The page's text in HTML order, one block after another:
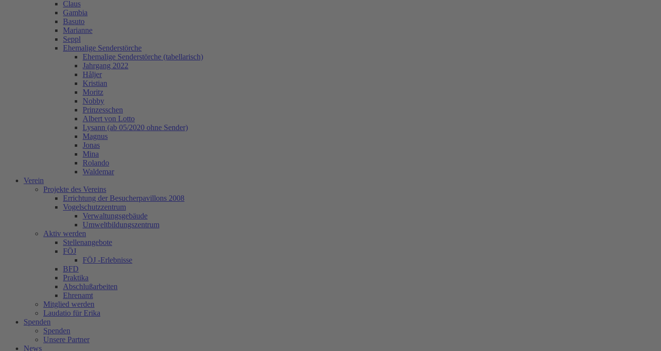
Claus
Gambia
Basuto
Marianne
Seppl
Ehemalige Senderstörche
Ehemalige Senderstörche (tabellarisch)
Jahrgang 2022
Håljer
Kristian
Moritz
Nobby
Prinzesschen
Albert von Lotto
Lysann (ab 05/2020 ohne Sender)
Magnus
Jonas
Mina
Rolando
Waldemar
Verein
Projekte des Vereins
Errichtung der Besucherpavillons 2008
Vogelschutzzentrum
Verwaltungsgebäude
Umweltbildungszentrum
Aktiv werden
Stellenangebote
FÖJ
FÖJ -Erlebnisse
BFD
Praktika
Abschlußarbeiten
Ehrenamt
Mitglied werden
Laudatio für Erika
Spenden
Spenden
Unsere Partner
News